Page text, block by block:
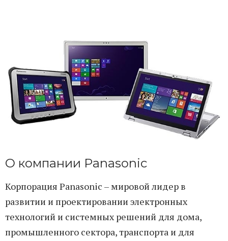
О компании Panasonic
Корпорация Panasonic – мировой лидер в
развитии и проектировании электронных
технологий и системных решений для дома,
промышленного сектора, транспорта и для